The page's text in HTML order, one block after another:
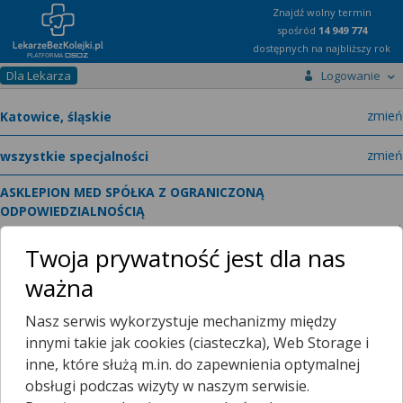
Znajdź wolny termin
spośród 14 949 774
dostępnych na najbliższy rok
Dla Lekarza Logowanie
zmień
zmień
ASKLEPION MED SPÓŁKA Z OGRANICZONĄ
ODPOWIEDZIALNOŚCIĄ
Ziołowa 45 zmień
Telefon: Wyświetl numertelefonu do placowki
Twoja prywatność jest dla nas
ważna
Nasz serwis wykorzystuje mechanizmy między
innymi takie jak cookies (ciasteczka), Web Storage i
inne, które służą m.in. do zapewnienia optymalnej
obsługi podczas wizyty w naszym serwisie.